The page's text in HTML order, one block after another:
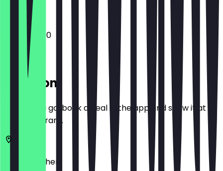
12:00 - 23:00
Location
Before you go, book a deal in the app and show it at
the restaurant.
Aachen